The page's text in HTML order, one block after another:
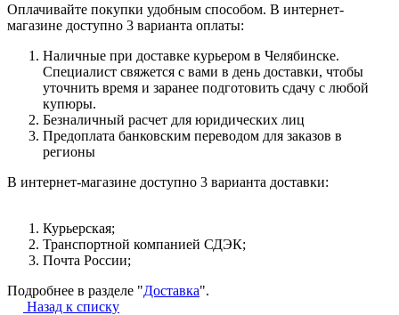
Оплачивайте покупки удобным способом. В интернет-
магазине доступно 3 варианта оплаты:
Наличные при доставке курьером в Челябинске.
Специалист свяжется с вами в день доставки, чтобы
уточнить время и заранее подготовить сдачу с любой
купюры.
Безналичный расчет для юридических лиц
Предоплата банковским переводом для заказов в
регионы
В интернет-магазине доступно 3 варианта доставки:
Курьерская;
Транспортной компанией СДЭК;
Почта России;
Подробнее в разделе "Доставка".
Назад к списку